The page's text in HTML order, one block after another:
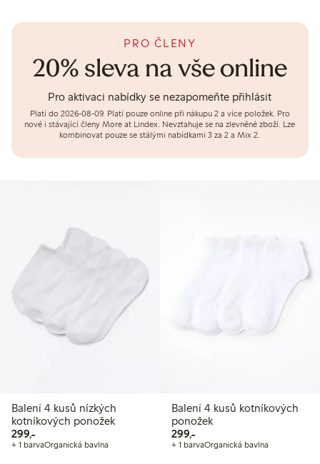
20% sleva na vše online
PRO ČLENY
Pro aktivaci nabídky se nezapomeňte přihlásit
Platí do 2026-08-09. Platí pouze online při nákupu 2 a více položek. Pro
nové i stávající členy More at Lindex. Nevztahuje se na zlevněné zboží. Lze
kombinovat pouze se stálými nabídkami 3 za 2 a Mix 2.
Balení 4 kusů nízkých
kotníkových ponožek
299,-299,00 Kč
+ 1 barvaOrganická bavlna
Balení 4 kusů kotníkových
ponožek
299,-299,00 Kč
+ 1 barvaOrganická bavlna